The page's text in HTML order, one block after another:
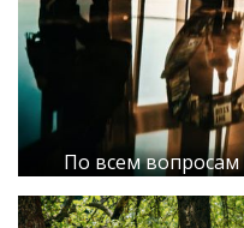
По всем